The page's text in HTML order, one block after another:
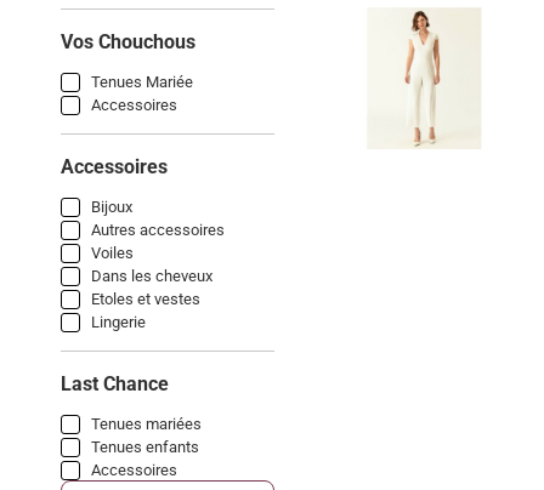
Vos Chouchous
Tenues Mariée
Accessoires
Accessoires
Bijoux
Autres accessoires
Voiles
Dans les cheveux
Etoles et vestes
Lingerie
Last Chance
Tenues mariées
Tenues enfants
Accessoires